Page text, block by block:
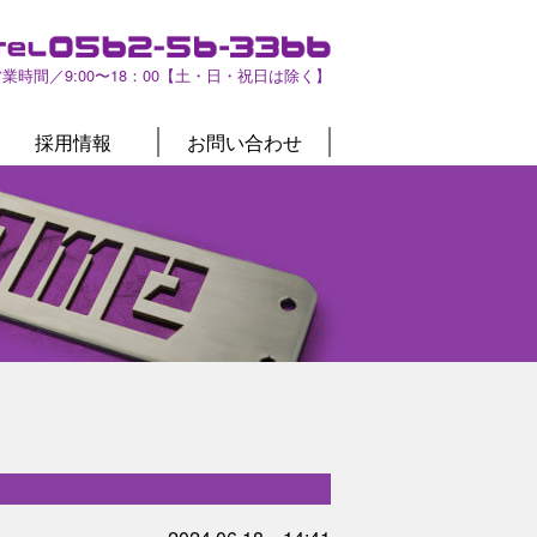
時間／9:00〜18：00【土・日・祝日は除く】
採用情報 お問い合わせ